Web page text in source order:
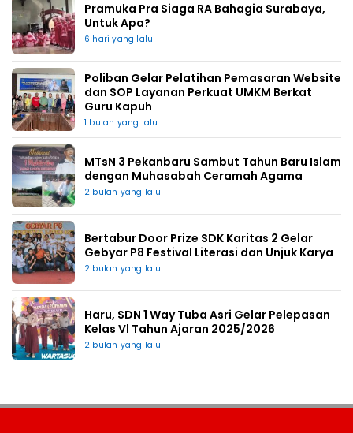
Pramuka Pra Siaga RA Bahagia Surabaya,
Untuk Apa?
6 hari yang lalu
Poliban Gelar Pelatihan Pemasaran Website
dan SOP Layanan Perkuat UMKM Berkat
Guru Kapuh
1 bulan yang lalu
MTsN 3 Pekanbaru Sambut Tahun Baru Islam
dengan Muhasabah Ceramah Agama
2 bulan yang lalu
Bertabur Door Prize SDK Karitas 2 Gelar
Gebyar P8 Festival Literasi dan Unjuk Karya
2 bulan yang lalu
Haru, SDN 1 Way Tuba Asri Gelar Pelepasan
Kelas Vl Tahun Ajaran 2025/2026
2 bulan yang lalu